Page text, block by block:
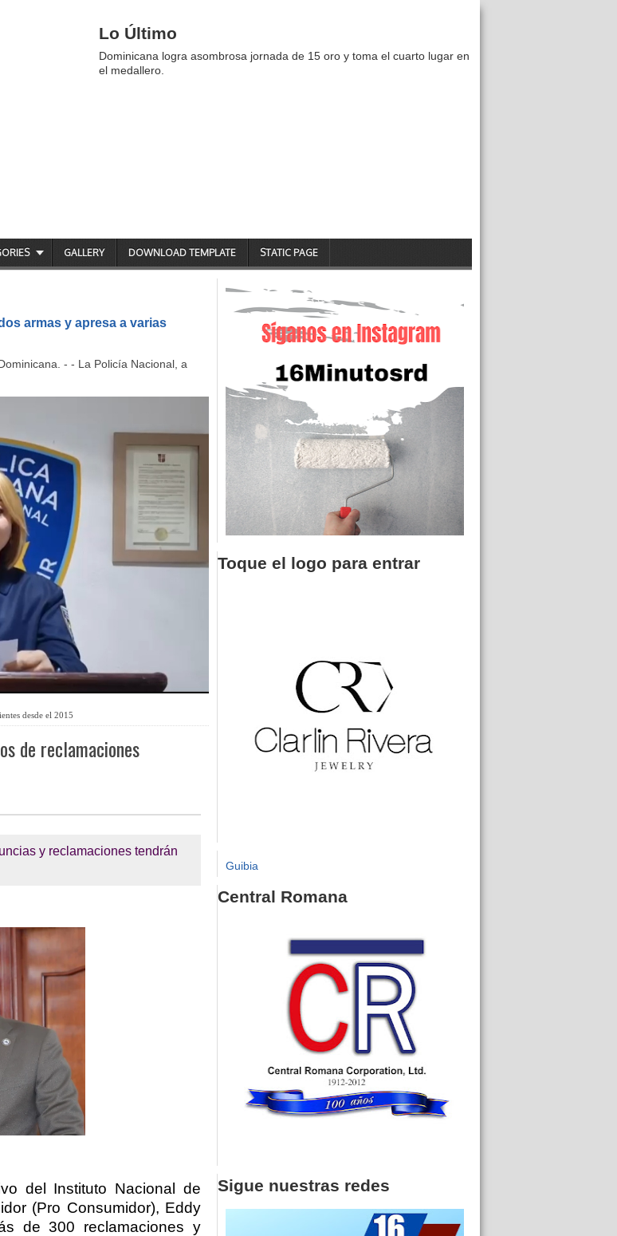
Lo Último
Dominicana logra asombrosa jornada de 15 oro y toma el cuarto lugar en
el medallero.
GALLERY DOWNLOAD TEMPLATE STATIC PAGE
armas y apresa a varias
- - La Policía Nacional, a
desde el 2015
de reclamaciones
y reclamaciones tendrán
del Instituto Nacional de
(Pro Consumidor), Eddy
de 300 reclamaciones y
Toque el logo para entrar
Guibia
Central Romana
Sigue nuestras redes